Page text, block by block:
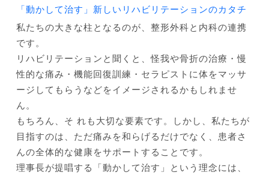
「動かして治す」新しいリハビリテーションのカタチ
私たちの大きな柱となるのが、整形外科と内科の連携
です。
リハビリテーションと聞くと、怪我や骨折の治療・慢
性的な痛み・機能回復訓練・セラピストに体をマッサ
ージしてもらうなどをイメージされるかもしれませ
ん。
もちろん、そ れも大切な要素です。しかし、私たちが
目指すのは、ただ痛みを和らげるだけでなく、患者さ
んの全体的な健康をサポートすることです。
理事長が提唱する「動かして治す」という理念には、